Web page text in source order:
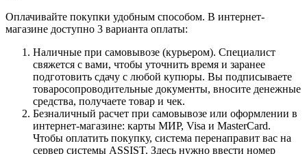
Оплачивайте покупки удобным способом. В интернет-
магазине доступно 3 варианта оплаты:
Наличные при самовывозе (курьером). Специалист
свяжется с вами, чтобы уточнить время и заранее
подготовить сдачу с любой купюры. Вы подписываете
товаросопроводительные документы, вносите денежные
средства, получаете товар и чек.
Безналичный расчет при самовывозе или оформлении в
интернет-магазине: карты МИР, Visa и MasterCard.
Чтобы оплатить покупку, система перенаправит вас на
сервер системы ASSIST. Здесь нужно ввести номер